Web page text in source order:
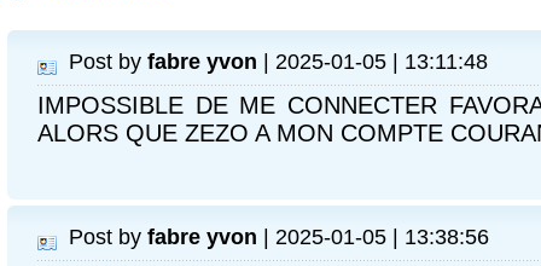
Post by fabre yvon | 2025-01-05 | 13:11:48
IMPOSSIBLE DE ME CONNECTER
ALORS QUE ZEZO A MON COMPTE
Post by fabre yvon | 2025-01-05 | 13:38:56